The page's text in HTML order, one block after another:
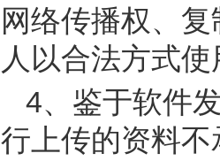
网络传播权、
人以合法方式使
4、鉴于软件
行上传的资料